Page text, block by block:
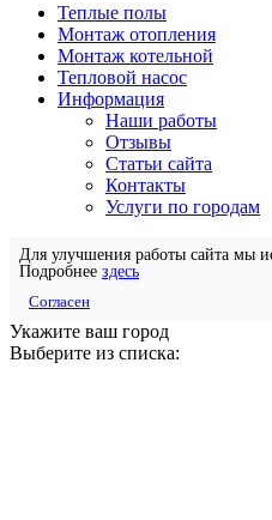
Теплые полы
Монтаж отопления
Монтаж котельной
Тепловой насос
Информация
Наши работы
Отзывы
Статьи сайта
Контакты
Услуги по городам
Для улучшения работы сайта мы
Подробнее здесь
Согласен
Укажите ваш город
Выберите из списка: